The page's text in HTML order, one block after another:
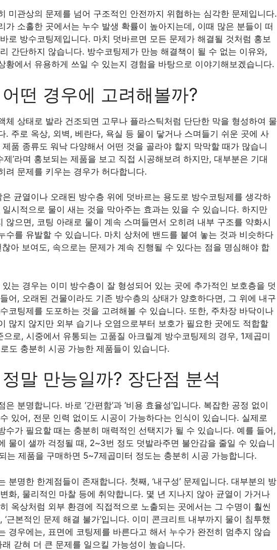
미관상의 문제를 넘어 구조적인 안전까지 위협하는 심각한 문제입니다.
가 소홀한 곳에서는 누수 발생 확률이 높아지는데, 이때 많은 분들이 떠
로 방수코팅제입니다. 마치 덧바르면 모든 문제가 해결될 것처럼 홍보
간단하지 않습니다. 방수코팅제가 만능 해결책이 될 수 없는 이유와,
황에서 유용하게 쓰일 수 있는지 경험을 바탕으로 이야기해보겠습니다.
떤 경우에 고려해볼까?
체 상태로 발라 건조되면 고무나 플라스틱처럼 단단한 막을 형성하여 물
. 주로 옥상, 외벽, 베란다, 욕실 등 물이 닿거나 스며들기 쉬운 곳에 사
품 종류도 워낙 다양해서 어떤 것을 골라야 할지 막막할 때가 많습니
제’라며 홍보되는 제품을 보고 직접 시공해보려 하지만, 대부분은 기대
려 문제를 키우는 경우가 허다합니다.
균열이나 오래된 방수층 위에 덧바르는 용도로 방수코팅제를 생각하
시적으로 물이 새는 것을 막아주는 효과는 있을 수 있습니다. 하지만
않으면, 코팅 아래로 물이 계속 스며들면서 오히려 내부 구조를 약화시
수를 유발할 수 있습니다. 마치 상처에 밴드를 붙여 놓는 것과 비슷하다
아 보여도, 속으로는 문제가 계속 진행될 수 있다는 점을 명심해야 합
는 경우는 이미 방수층이 잘 형성되어 있는 곳에 추가적인 보호층을 덧
어, 오래된 건물이라도 기존 방수층의 상태가 양호하다면, 그 위에 내구
코팅제를 도포하는 것을 고려해볼 수 있습니다. 또한, 주차장 바닥이나
많지 않지만 외부 습기나 오염으로부터 보호가 필요한 곳에도 적합할
로, 시중에서 유통되는 고품질 아크릴계 방수코팅제의 경우, 1제곱미
도 충분히 시공 가능한 제품들이 있습니다.
말 만능일까? 장단점 분석
분명합니다. 바로 ‘간편함’과 ‘비용 효율성’입니다. 복잡한 공정 없이
있어, 전문 인력 없이도 시공이 가능하다는 인식이 있습니다. 실제로
수가 필요할 때는 충분히 매력적인 선택지가 될 수 있습니다. 예를 들어,
물이 샐까 걱정될 때, 2~3번 정도 덧발라주면 불안감을 줄일 수 있습니
는 제품을 구매하면 5~7제곱미터 정도는 충분히 시공 가능합니다.
분명한 한계점들이 존재합니다. 첫째, ‘내구성’ 문제입니다. 대부분의 방
화, 물리적인 마찰 등에 취약합니다. 몇 년 지나지 않아 균열이 가거나
옥상처럼 외부 환경에 직접적으로 노출되는 곳에서는 그 수명이 훨씬
근본적인 문제 해결 불가’입니다. 이미 콘크리트 내부까지 물이 침투했
경우에는, 표면에 코팅제를 바른다고 해서 누수가 완전히 멈추지 않습
갇혀 더 큰 문제를 일으킬 가능성이 높습니다.